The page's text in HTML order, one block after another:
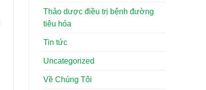
Thảo dược điều trị bệnh đường
tiêu hóa
Tin tức
Uncategorized
Về Chúng Tôi